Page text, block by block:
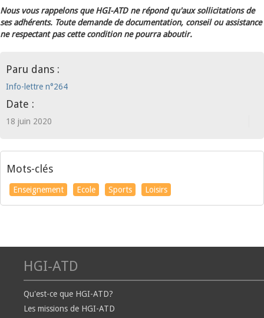
Nous vous rappelons que HGI-ATD ne répond qu'aux sollicitations de
ses adhérents. Toute demande de documentation, conseil ou assistance
ne respectant pas cette condition ne pourra aboutir.
Paru dans :
Info-lettre n°264
Date :
18 juin 2020
Mots-clés
Enseignement Ecole Sports Loisirs
HGI-ATD
Qu'est-ce que HGI-ATD?
Les missions de HGI-ATD